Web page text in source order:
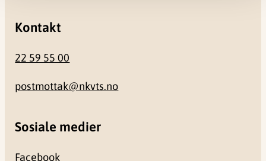
Kontakt
22 59 55 00
postmottak@nkvts.no
Sosiale medier
Facebook